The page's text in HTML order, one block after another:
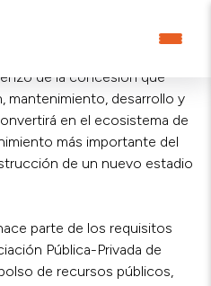
firmaron hoy el Acta de
de la concesión que
mantenimiento, desarrollo y
en el ecosistema de
más importante del
de un nuevo estadio
parte de los requisitos
Pública-Privada de
de recursos públicos,